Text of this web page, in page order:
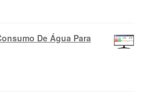
De Água Para